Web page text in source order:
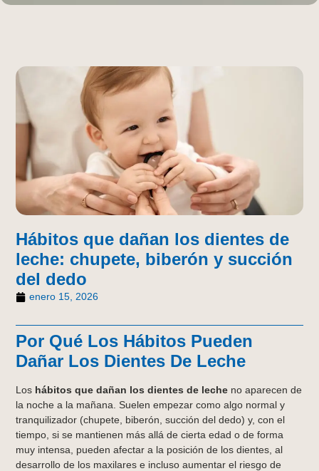
Hábitos que dañan los dientes de
leche: chupete, biberón y succión
del dedo
enero 15, 2026
Por Qué Los Hábitos Pueden
Dañar Los Dientes De Leche
Los hábitos que dañan los dientes de leche no aparecen de
la noche a la mañana. Suelen empezar como algo normal y
tranquilizador (chupete, biberón, succión del dedo) y, con el
tiempo, si se mantienen más allá de cierta edad o de forma
muy intensa, pueden afectar a la posición de los dientes, al
desarrollo de los maxilares e incluso aumentar el riesgo de